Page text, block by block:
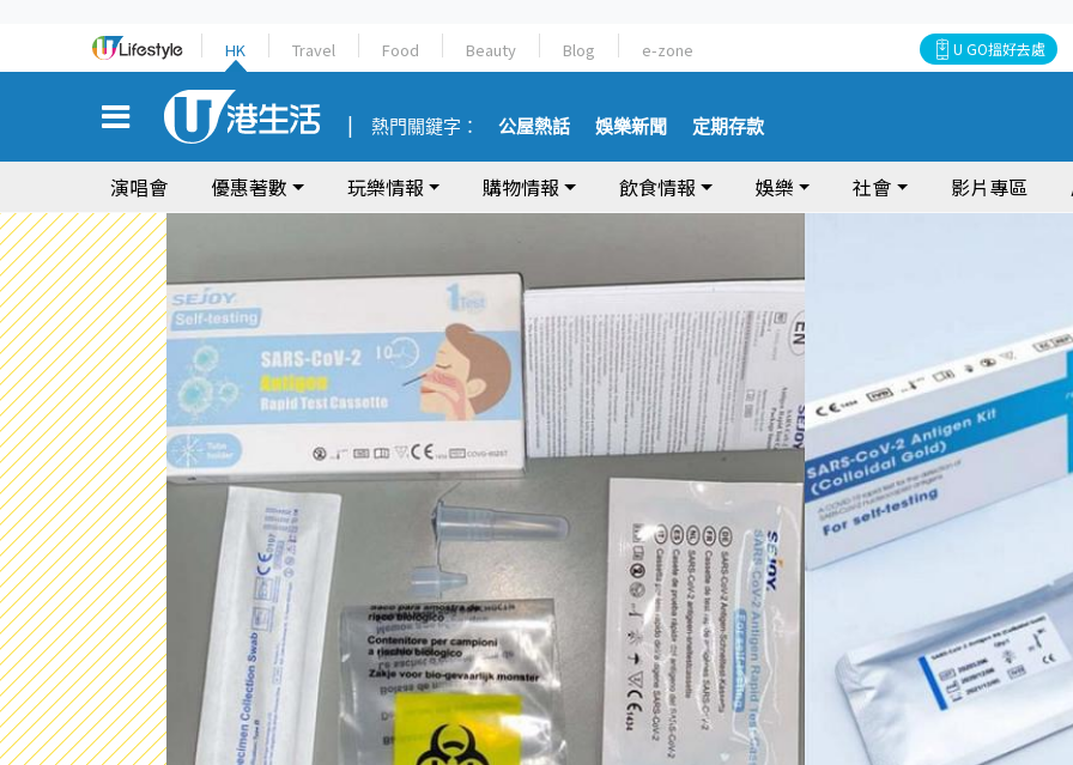
HK Travel Food Beauty Blog e-zone U GO搵好去處
熱門關鍵字： 公屋熱話 娛樂新聞 定期存款
演唱會 優惠著數 玩樂情報 購物情報 飲食情報 娛樂 社會 影片專區